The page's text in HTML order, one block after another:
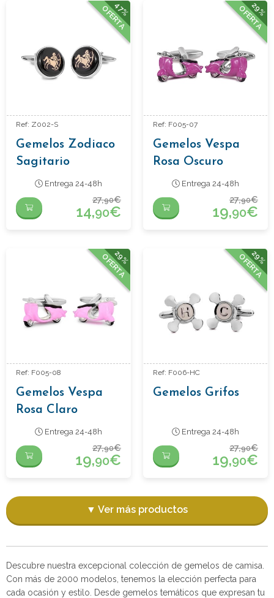
47%
OFERTA
Ref: Z002-S
Gemelos Zodiaco
Sagitario
Entrega 24-48h
27,90€
14,90€
29%
OFERTA
Ref: F005-07
Gemelos Vespa
Rosa Oscuro
Entrega 24-48h
27,90€
19,90€
29%
OFERTA
Ref: F005-08
Gemelos Vespa
Rosa Claro
Entrega 24-48h
27,90€
19,90€
29%
OFERTA
Ref: F006-HC
Gemelos Grifos
Entrega 24-48h
27,90€
19,90€
▼ Ver más productos
Descubre nuestra excepcional colección de gemelos de camisa.
Con más de 2000 modelos, tenemos la elección perfecta para
cada ocasión y estilo. Desde gemelos temáticos que expresan tu